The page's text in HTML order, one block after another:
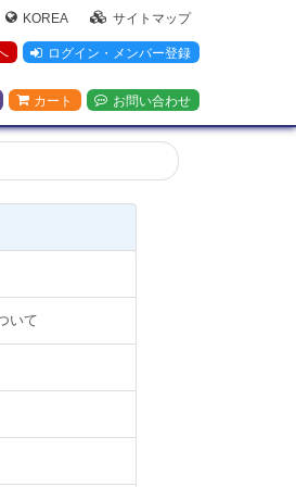
KOREA サイトマップ
ログイン・メンバー登録
カート お問い合わせ
いて